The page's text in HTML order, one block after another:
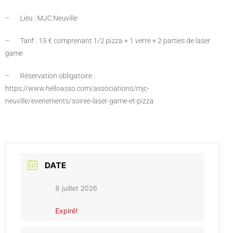
– Lieu : MJC Neuville
– Tarif : 15 € comprenant 1/2 pizza + 1 verre + 2 parties de laser
game
– Réservation obligatoire :
https://www.helloasso.com/associations/mjc-
neuville/evenements/soiree-laser-game-et-pizza
DATE
8 juillet 2026
Expiré!